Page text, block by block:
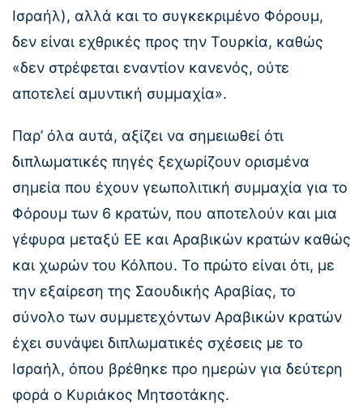
Ισραήλ), αλλά και το συγκεκριμένο Φόρουμ,
δεν είναι εχθρικές προς την Τουρκία, καθώς
«δεν στρέφεται εναντίον κανενός, ούτε
αποτελεί αμυντική συμμαχία».
Παρ’ όλα αυτά, αξίζει να σημειωθεί ότι
διπλωματικές πηγές ξεχωρίζουν ορισμένα
σημεία που έχουν γεωπολιτική συμμαχία για το
Φόρουμ των 6 κρατών, που αποτελούν και μια
γέφυρα μεταξύ ΕΕ και Αραβικών κρατών καθώς
και χωρών του Κόλπου. Το πρώτο είναι ότι, με
την εξαίρεση της Σαουδικής Αραβίας, το
σύνολο των συμμετεχόντων Αραβικών κρατών
έχει συνάψει διπλωματικές σχέσεις με το
Ισραήλ, όπου βρέθηκε προ ημερών για δεύτερη
φορά ο Κυριάκος Μητσοτάκης.